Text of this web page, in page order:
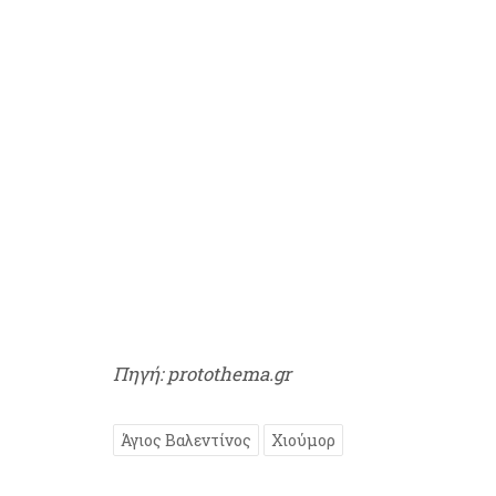
Πηγή: protothema.gr
Άγιος Βαλεντίνος Χιούμορ